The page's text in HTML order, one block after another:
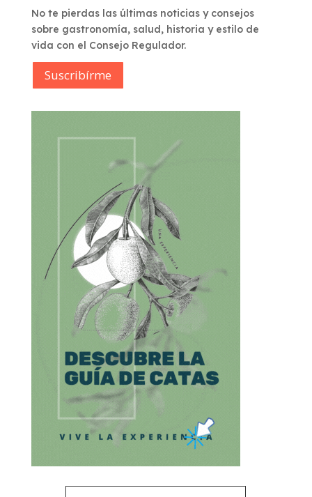
No te pierdas las últimas noticias y consejos
sobre gastronomía, salud, historia y estilo de
vida con el Consejo Regulador.
Suscribírme